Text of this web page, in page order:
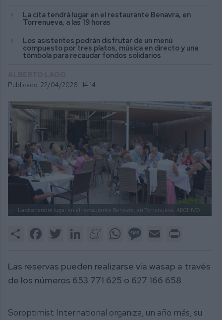
La cita tendrá lugar en el restaurante Benavra, en
Torrenueva, a las 19 horas
Los asistentes podrán disfrutar de un menú
compuesto por tres platos, música en directo y una
tómbola para recaudar fondos solidarios
Publicado: 22/04/2026 · 14:14
La cita tendrá lugar en el restaurante Benavra, en Torrenueva. ARCHIVO
Share FacebookTwitter LinkedInMeneameWhatsAppMessage
Email
Las reservas pueden realizarse vía wasap a través
de los números 653 771 625 o 627 166 658
Soroptimist International organiza, un año más, su